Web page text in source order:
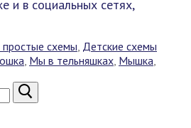
и в социальных сетях,
простые схемы Детские схемы
Мы в тельняшках Мышка